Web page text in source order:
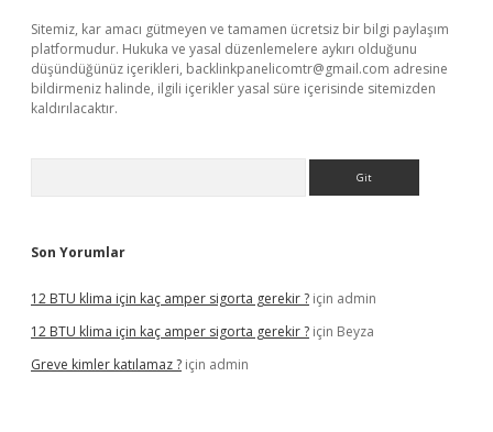
Sitemiz, kar amacı gütmeyen ve tamamen ücretsiz bir bilgi paylaşım
platformudur. Hukuka ve yasal düzenlemelere aykırı olduğunu
düşündüğünüz içerikleri, backlinkpanelicomtr@gmail.com adresine
bildirmeniz halinde, ilgili içerikler yasal süre içerisinde sitemizden
kaldırılacaktır.
Son Yorumlar
12 BTU klima için kaç amper sigorta gerekir ? için admin
12 BTU klima için kaç amper sigorta gerekir ? için Beyza
Greve kimler katılamaz ? için admin